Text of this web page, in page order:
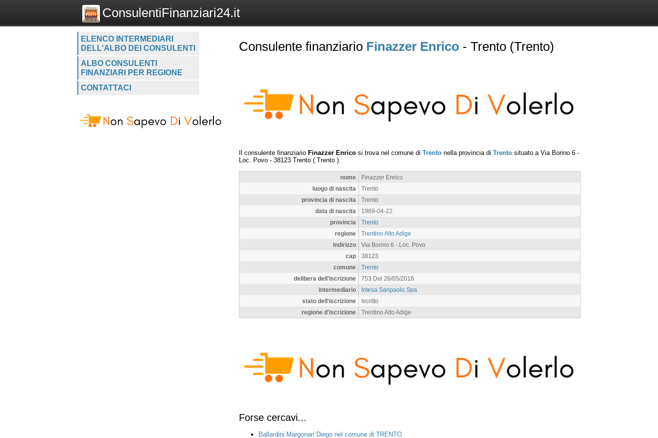
ConsulentiFinanziari24.it
ELENCO INTERMEDIARI
DELL'ALBO DEI CONSULENTI
ALBO CONSULENTI
FINANZIARI PER REGIONE
CONTATTACI
Consulente finanziario Finazzer Enrico - Trento (Trento)
Il consulente finanziario Finazzer Enrico si trova nel comune di Trento nella provincia di Trento situato a Via Borino 6 -
Loc. Povo - 38123 Trento ( Trento ).
nome
Finazzer Enrico
luogo di nascita
Trento
provincia di nascita
Trento
data di nascita
1969-04-22
provincia
Trento
regione
Trentino Alto Adige
indirizzo
Via Borino 6 - Loc. Povo
cap
38123
comune
Trento
delibera dell'iscrizione
753 Del 26/05/2016
intermediario
Intesa Sanpaolo Spa
stato dell'iscrizione
Iscritto
regione d'iscrizione
Trentino Alto Adige
Forse cercavi...
Ballardini Margonari Diego nel comune di TRENTO